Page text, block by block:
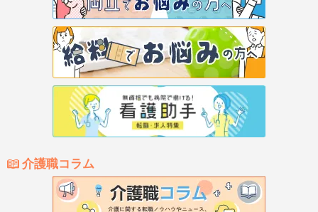
介護職コラム